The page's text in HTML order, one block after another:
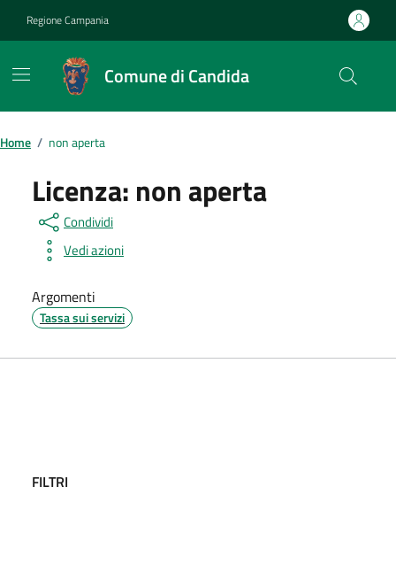
Regione Campania
Comune di Candida
Home / non aperta
Licenza: non aperta
Condividi
Vedi azioni
Argomenti
Tassa sui servizi
FILTRI